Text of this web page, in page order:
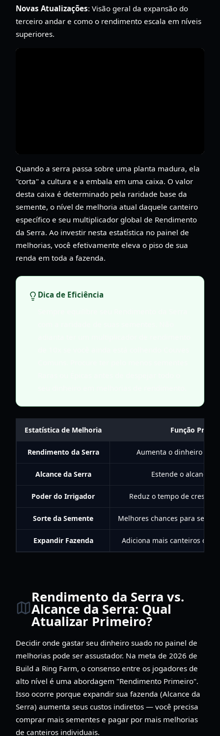
Novas Atualizações: Visão geral da expansão do
terceiro andar e como o rendimento escala em níveis
superiores.
Quando a serra passa sobre uma planta madura, ela
"corta" a cultura e a embala em uma caixa. O valor
desta caixa é determinado pela raridade base da
semente, o nível de melhoria atual daquele canteiro
específico e seu multiplicador global de Rendimento
da Serra. Ao investir nesta estatística no painel de
melhorias, você efetivamente eleva o piso de sua
renda em toda a fazenda.
Dica de Eficiência
Estatística de Melhoria Função
Rendimento da Serra Aumenta o dinheiro por
Alcance da Serra Estende o alcance
Poder do Irrigador Reduz o tempo de
Sorte da Semente Melhores chances para
Expandir Fazenda Adiciona mais canteiros de
Rendimento da Serra vs.
Alcance da Serra: Qual
Atualizar Primeiro?
Decidir onde gastar seu dinheiro suado no painel de
melhorias pode ser assustador. Na meta de 2026 de
Build a Ring Farm, o consenso entre os jogadores de
alto nível é uma abordagem "Rendimento Primeiro".
Isso ocorre porque expandir sua fazenda (Alcance da
Serra) aumenta seus custos indiretos — você precisa
comprar mais sementes e pagar por mais melhorias
de canteiros individuais.